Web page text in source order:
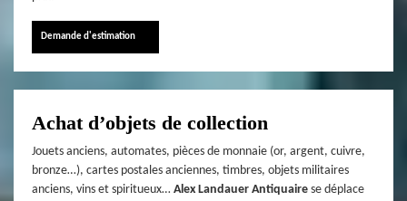
Demande d'estimation
Achat d’objets de collection
Jouets anciens, automates, pièces de monnaie (or, argent, cuivre,
bronze…), cartes postales anciennes, timbres, objets militaires
anciens, vins et spiritueux… Alex Landauer Antiquaire se déplace